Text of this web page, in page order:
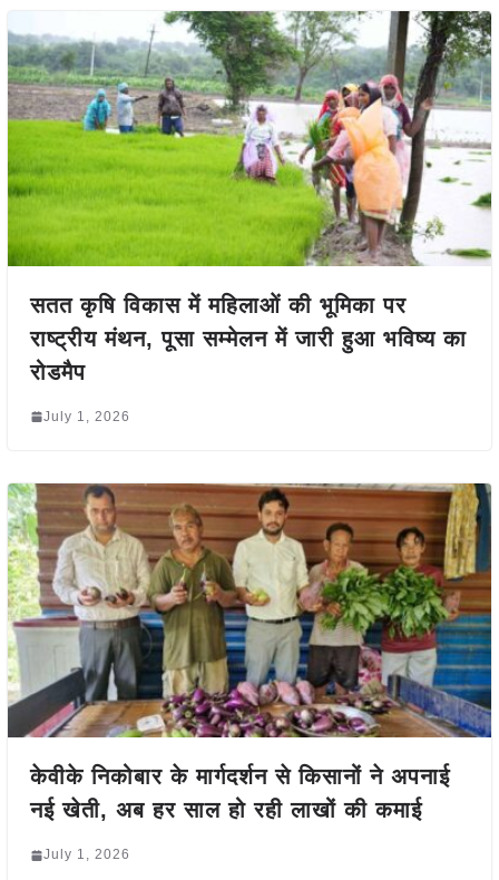
सतत कृषि विकास में महिलाओं की भूमिका पर
राष्ट्रीय मंथन, पूसा सम्मेलन में जारी हुआ भविष्य का
रोडमैप
July 1, 2026
केवीके निकोबार के मार्गदर्शन से किसानों ने अपनाई
नई खेती, अब हर साल हो रही लाखों की कमाई
July 1, 2026